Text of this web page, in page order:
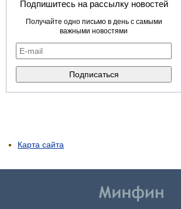
Подпишитесь на рассылку новостей
Получайте одно письмо в день с самыми
важными новостями
Карта сайта